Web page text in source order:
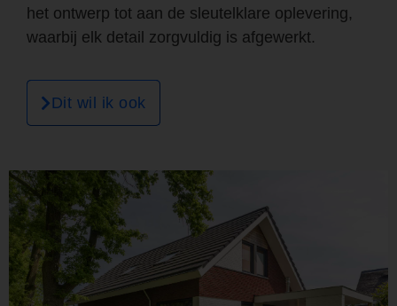
het ontwerp tot aan de sleutelklare oplevering,
waarbij elk detail zorgvuldig is afgewerkt.
Dit wil ik ook